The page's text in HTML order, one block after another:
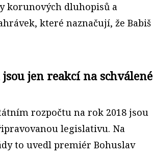
korunových dluhopisů a
které naznačují, že Babiš
jen reakcí na schválené
rozpočtu na rok 2018 jsou
legislativu. Na
to uvedl premiér Bohuslav